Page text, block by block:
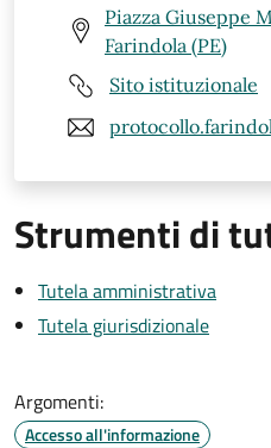
Piazza Giuseppe
Farindola (PE)
Sito istituzionale
Strumenti di
Tutela amministrativa
Tutela giurisdizionale
Argomenti:
Accesso all'informazione